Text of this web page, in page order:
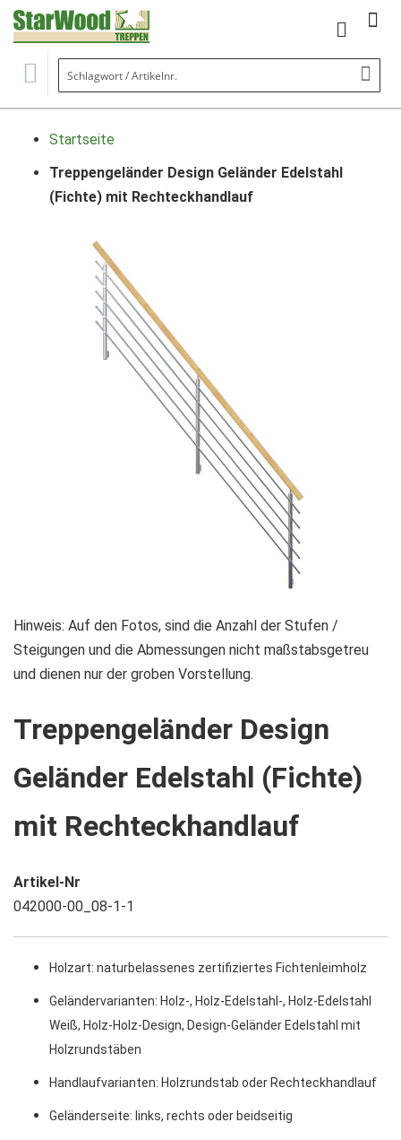
Mein
Startseite
Treppengeländer Design Geländer Edelstahl
(Fichte) mit Rechteckhandlauf
Zum
Anfang
der
springen
Hinweis: Auf den Fotos, sind die Anzahl der Stufen /
Steigungen und die Abmessungen nicht maßstabsgetreu
und dienen nur der groben Vorstellung.
Treppengeländer Design
Geländer Edelstahl (Fichte)
mit Rechteckhandlauf
Artikel-Nr
042000-00_08-1-1
Holzart: naturbelassenes zertifiziertes Fichtenleimholz
Geländervarianten: Holz-, Holz-Edelstahl-, Holz-Edelstahl
Weiß, Holz-Holz-Design, Design-Geländer Edelstahl mit
Holzrundstäben
Handlaufvarianten: Holzrundstab oder Rechteckhandlauf
Geländerseite: links, rechts oder beidseitig